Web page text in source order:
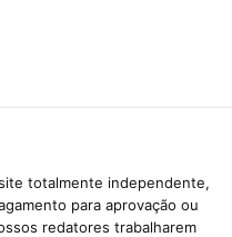
totalmente independente,
para aprovação ou
redatores trabalharem